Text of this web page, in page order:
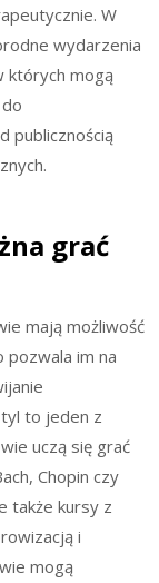
W
wydarzenia
których mogą
publicznością
grać
mają możliwość
pozwala im na
to jeden z
uczą się grać
Chopin czy
także kursy z
i
mogą